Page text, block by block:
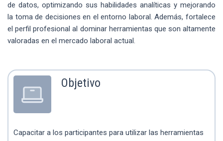
de datos, optimizando sus habilidades analíticas y mejorando
la toma de decisiones en el entorno laboral. Además, fortalece
el perfil profesional al dominar herramientas que son altamente
valoradas en el mercado laboral actual.
Objetivo
Capacitar a los participantes para utilizar las herramientas